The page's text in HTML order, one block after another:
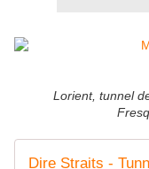
Lorient, tunnel
Dire Straits -